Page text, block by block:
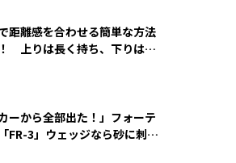
距離感を合わせる簡単な方法
上りは長く持ち、下りは短
カーから全部出た！」フォーテ
FR-3」ウェッジなら砂に刺さ